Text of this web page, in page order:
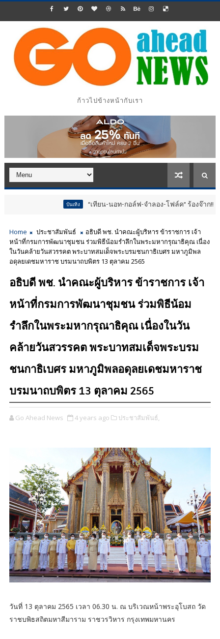
ก้าวไปข้างหน้ากับเรา
“เทียน-นอท-กอล์ฟ-จำลอง-โฟล์ค” ร้องจ๊าก!! อุปกรณ์ม่วนจ
Home ประชาสัมพันธ์
อธิบดี พช. นำคณะผู้บริหาร ข้าราชการ เจ้า
หน้าที่กรมการพัฒนาชุมชน ร่วมพิธีน้อมรำลึกในพระมหากรุณาธิคุณ เนื่อง
ในวันคล้ายวันสวรรคต พระบาทสมเด็จพระบรมชนกาธิเบศร มหาภูมิพล
อดุลยเดชมหาราช บรมนาถบพิตร 13 ตุลาคม 2565
อธิบดี พช. นำคณะผู้บริหาร ข้าราชการ เจ้า
หน้าที่กรมการพัฒนาชุมชน ร่วมพิธีน้อม
รำลึกในพระมหากรุณาธิคุณ เนื่องในวัน
คล้ายวันสวรรคต พระบาทสมเด็จพระบรม
ชนกาธิเบศร มหาภูมิพลอดุลยเดชมหาราช
บรมนาถบพิตร 13 ตุลาคม 2565
Go Ahead News 4 years ago ประชาสัมพันธ์,
วันที่ 13 ตุลาคม 2565 เวลา 06.30 น. ณ บริเวณหน้าพระอุโบสถ วัด
ราชบพิธสถิตมหาสีมาราม ราชวรวิหาร กรุงเทพมหานคร